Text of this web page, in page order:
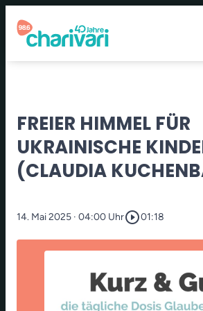
FREIER HIMMEL FÜR
UKRAINISCHE
(CLAUDIA
14. Mai 2025 · 04:00 Uhrplay_circle_outline01:18